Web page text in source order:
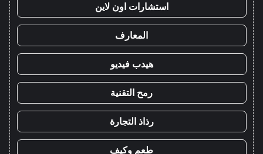
استشارات اون لاين
المعارف
هيدب فيديو
رمح التقنية
رذاذ التجارة
طعم وكيف